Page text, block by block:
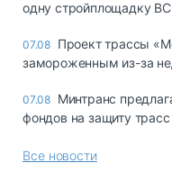
одну стройплощадку
07.08 Проект трассы
замороженным из-за
07.08 Минтранс
фондов на защиту
Все новости